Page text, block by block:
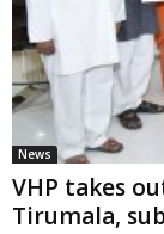
News
VHP takes
Tirumala,